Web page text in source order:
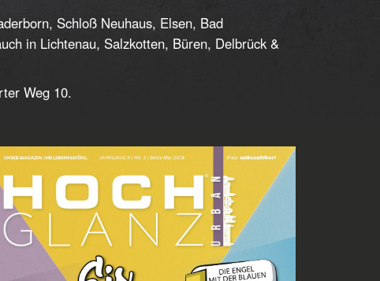
Schloß Neuhaus, Elsen, Bad
in Lichtenau, Salzkotten, Büren, Delbrück &
Weg 10.